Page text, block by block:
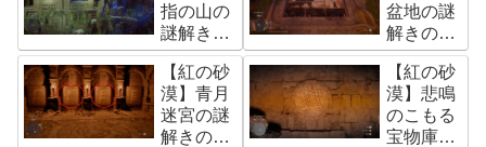
指の山の
謎解きの
答え(五本
指の山渓
谷の遺跡)
盆地の謎
解きの答
え
【紅の砂
漠】青月
迷宮の謎
解きの答
【紅の砂
漠】悲鳴
のこもる
宝物庫の